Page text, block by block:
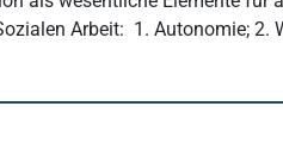
Arbeit: 1. Autonomie; 2.